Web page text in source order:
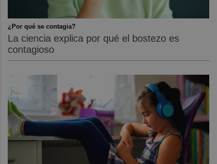
¿Por qué se contagia?
La ciencia explica por qué el bostezo es
contagioso